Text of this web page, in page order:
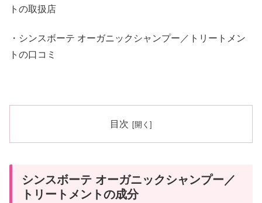
トの取扱店
・シンスボーテ オーガニックシャンプー／トリートメン
トの口コミ
目次
シンスボーテ オーガニックシャンプー／
トリートメントの成分